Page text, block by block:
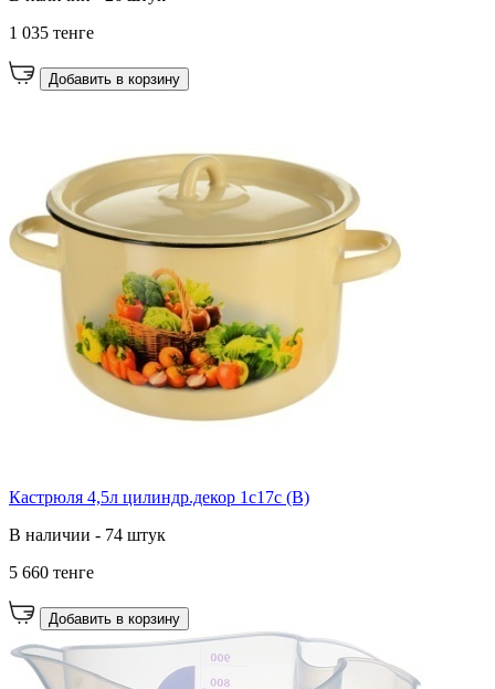
1 035 тенге
Добавить в корзину
Кастрюля 4,5л цилиндр.декор 1с17с (В)
В наличии - 74 штук
5 660 тенге
Добавить в корзину